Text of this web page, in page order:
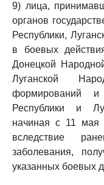
9) лица,
органов
Республики,
в боевых
Донецкой
Луганской
формирований и
Республики и
начиная с 11 мая
вследствие
заболевания,
указанных боевых